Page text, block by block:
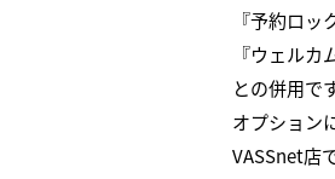
『予約ロッ
『ウェル
との併用で
オプション
VASSnet店